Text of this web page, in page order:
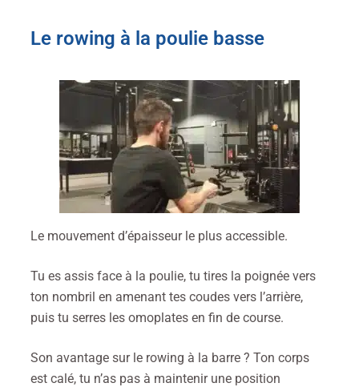
Le rowing à la poulie basse
Le mouvement d’épaisseur le plus accessible.
Tu es assis face à la poulie, tu tires la poignée vers
ton nombril en amenant tes coudes vers l’arrière,
puis tu serres les omoplates en fin de course.
Son avantage sur le rowing à la barre ? Ton corps
est calé, tu n’as pas à maintenir une position